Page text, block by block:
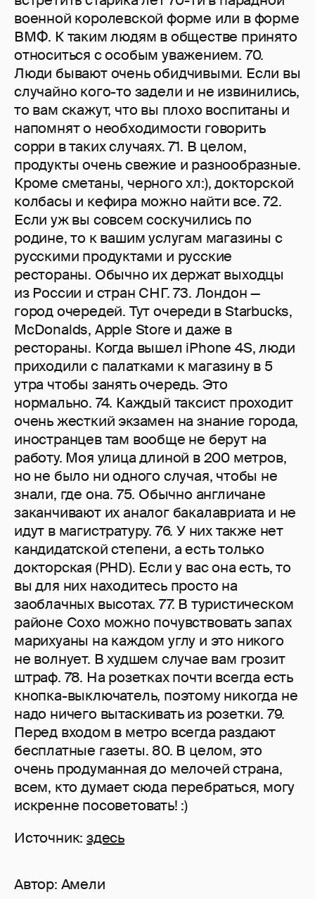
Источник:здесь
Автор: Амели